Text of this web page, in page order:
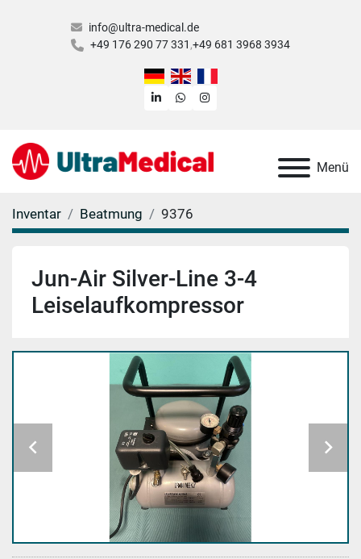
info@ultra-medical.de
+49 176 290 77 331 +49 681 3968 3934
linkedinwhatsappinstagram
Menü
Inventar Beatmung 9376
Jun-Air Silver-Line 3-4
Leiselaufkompressor